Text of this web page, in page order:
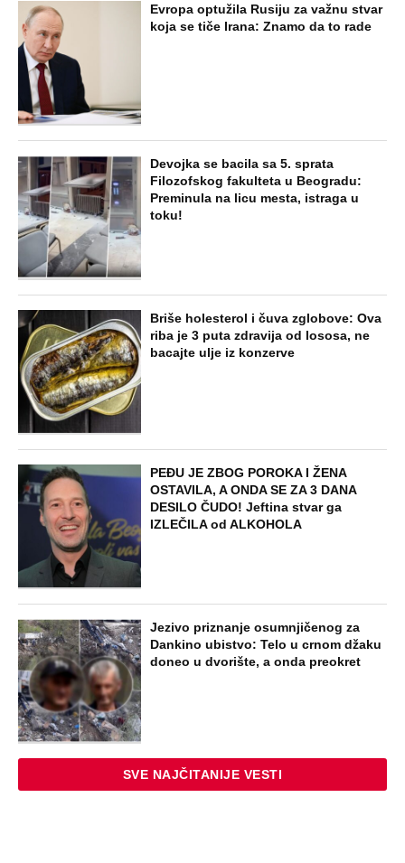
Evropa optužila Rusiju za važnu stvar
koja se tiče Irana: Znamo da to rade
Devojka se bacila sa 5. sprata
Filozofskog fakulteta u Beogradu:
Preminula na licu mesta, istraga u
toku!
Briše holesterol i čuva zglobove: Ova
riba je 3 puta zdravija od lososa, ne
bacajte ulje iz konzerve
PEĐU JE ZBOG POROKA I ŽENA
OSTAVILA, A ONDA SE ZA 3 DANA
DESILO ČUDO! Jeftina stvar ga
IZLEČILA od ALKOHOLA
Jezivo priznanje osumnjičenog za
Dankino ubistvo: Telo u crnom džaku
doneo u dvorište, a onda preokret
SVE NAJČITANIJE VESTI